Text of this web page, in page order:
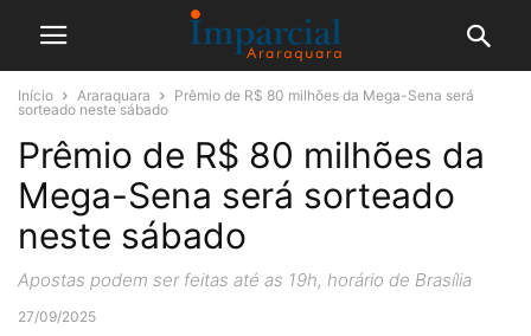
Início Araraquara
Prêmio de R$ 80 milhões da Mega-Sena será
sorteado neste sábado
Prêmio de R$ 80 milhões da
Mega-Sena será sorteado
neste sábado
Apostas podem ser feitas até as 19h, horário de Brasília
27/09/2025